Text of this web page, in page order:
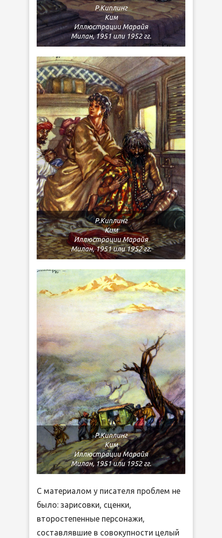
Р.Киплинг
Ким
Иллюстрации Марайя
Милан, 1951 или 1952 гг.
Р.Киплинг
Ким
Иллюстрации Марайя
Милан, 1951 или 1952 гг.
Р.Киплинг
Ким
Иллюстрации Марайя
Милан, 1951 или 1952 гг.
С материалом у писателя проблем не
было: зарисовки, сценки,
второстепенные персонажи,
составлявшие в совокупности целый